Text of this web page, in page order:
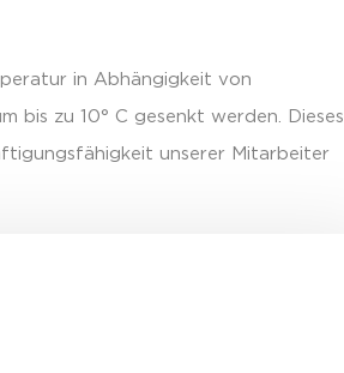
in Abhängigkeit von
zu 10° C gesenkt werden. Dieses
unserer Mitarbeiter